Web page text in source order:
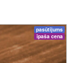
pasūtījums
īpaša cena